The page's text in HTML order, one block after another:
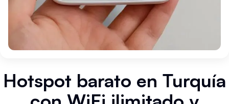
Hotspot barato en Turquía